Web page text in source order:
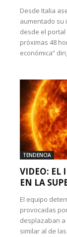
Desde Italia
aumentado su
desde el portal
próximas 48
económica”
TENDENCIA
VIDEO: EL
EN LA
El equipo
provocadas
desplazaban a
similar al de